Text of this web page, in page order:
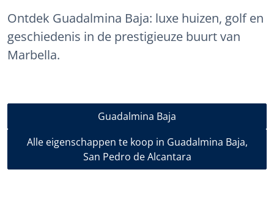
Ontdek Guadalmina Baja: luxe huizen, golf en
geschiedenis in de prestigieuze buurt van
Marbella.
Guadalmina Baja
Alle eigenschappen te koop in Guadalmina Baja,
San Pedro de Alcantara